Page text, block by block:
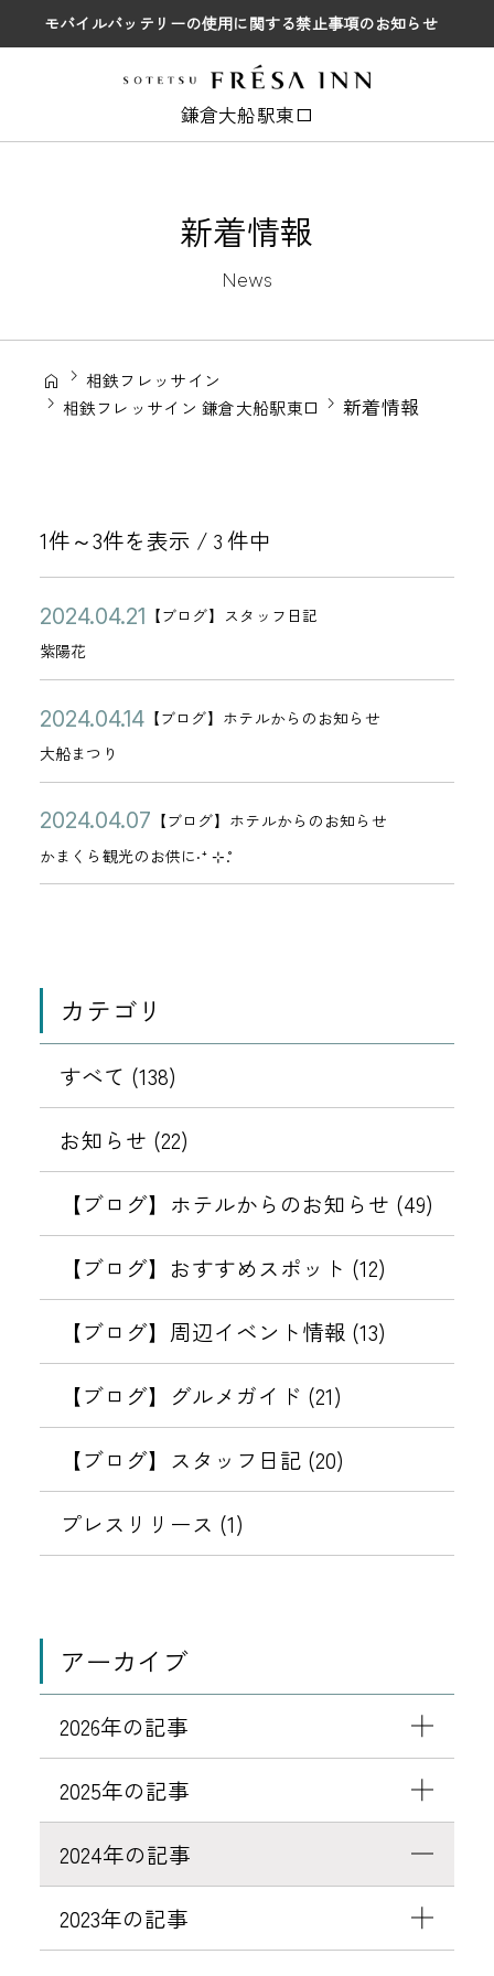
モバイルバッテリーの使用に関する禁止事項のお知らせ
鎌倉大船駅東口
新着情報
News
相鉄フレッサイン
相鉄フレッサイン 鎌倉大船駅東口
新着情報
1件～3件を表示 / 3件中
紫陽花
公
開
日
2
0
2
4
年
4
2
カ
テ
リ
ー
【ブログ】スタッフ日記
紫
陽
花
大船まつり
公
開
日
2
0
2
4
年
日
カ
テ
リ
ー
【ブログ】ホテルからのお知らせ
大
船
ま
つ
り
かまくら観光のお供に‧⁺ ⊹˚.
公
開
日
2
0
2
月
7
カ
テ
【ブログ】ホテルからのお知らせ
か
ま
く
お
供
に
⁺
カテゴリ
すべて (138)
お知らせ (22)
【ブログ】ホテルからのお知らせ (49)
【ブログ】おすすめスポット (12)
【ブログ】周辺イベント情報 (13)
【ブログ】グルメガイド (21)
【ブログ】スタッフ日記 (20)
プレスリリース (1)
アーカイブ
2026年の記事
2025年の記事
2024年の記事
2023年の記事